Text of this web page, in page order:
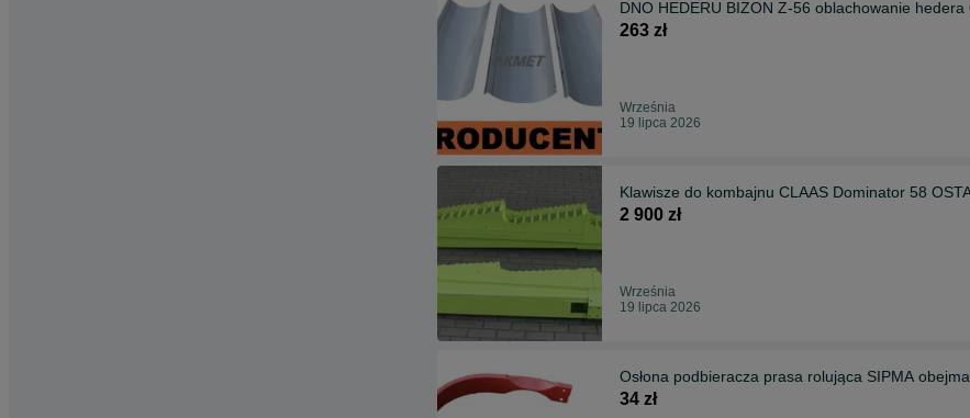
DNO HEDERU BIZON Z-56 oblachowanie
263 zł
Września
19 lipca 2026
Klawisze do kombajnu CLAAS Dominator 58
2 900 zł
Września
19 lipca 2026
Osłona podbieracza prasa rolująca SIPMA
34 zł